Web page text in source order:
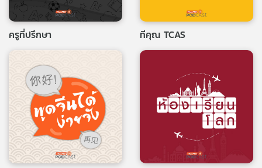
ครูที่ปรึกษา ทีคุณ TCAS